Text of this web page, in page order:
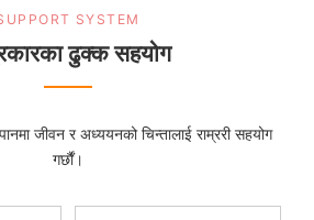
SYSTEM
ढुक्क सहयोग
जीवन र अध्ययनको चिन्तालाई राम्ररी सहयोग
गर्छौं।